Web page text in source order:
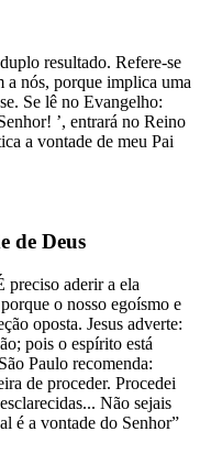
resultado. Refere-se
a nós, porque implica uma
Se lê no Evangelho:
’, entrará no Reino
a vontade de meu Pai
de Deus
preciso aderir a ela
o nosso egoísmo e
oposta. Jesus adverte:
pois o espírito está
Paulo recomenda:
de proceder. Procedei
Não sejais
é a vontade do Senhor”